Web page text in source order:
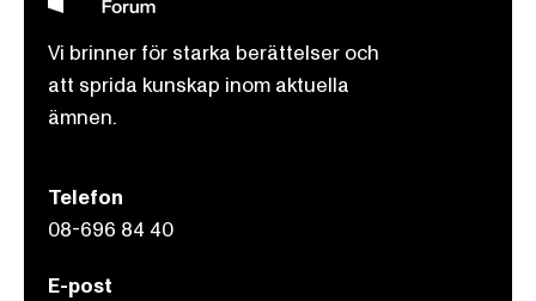
Vi brinner för starka berättelser och
att sprida kunskap inom aktuella
ämnen.
Telefon
08-696 84 40
E-post